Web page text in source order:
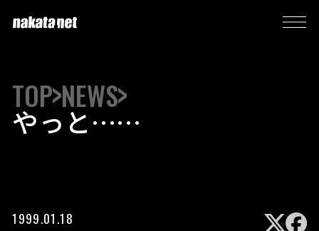
TOP NEWS
やっと……
1999.01.18